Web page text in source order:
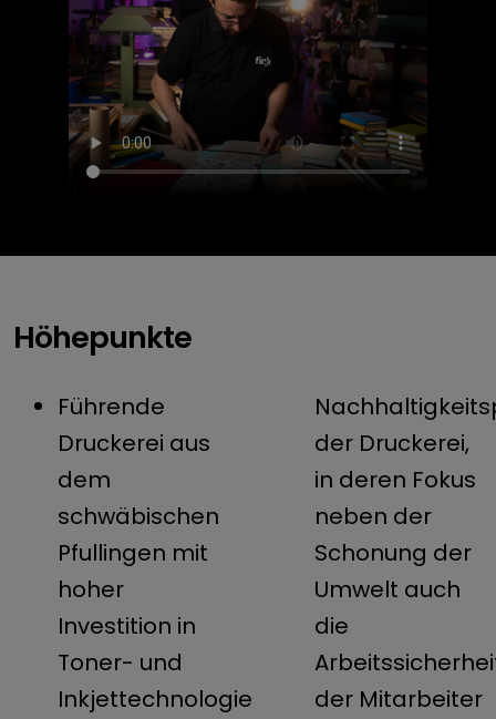
Höhepunkte
Führende
Druckerei aus
dem
schwäbischen
Pfullingen mit
hoher
Investition in
Toner- und
Inkjettechnologie
der Druckerei,
in deren Fokus
neben der
Schonung der
Umwelt auch
die
der Mitarbeiter